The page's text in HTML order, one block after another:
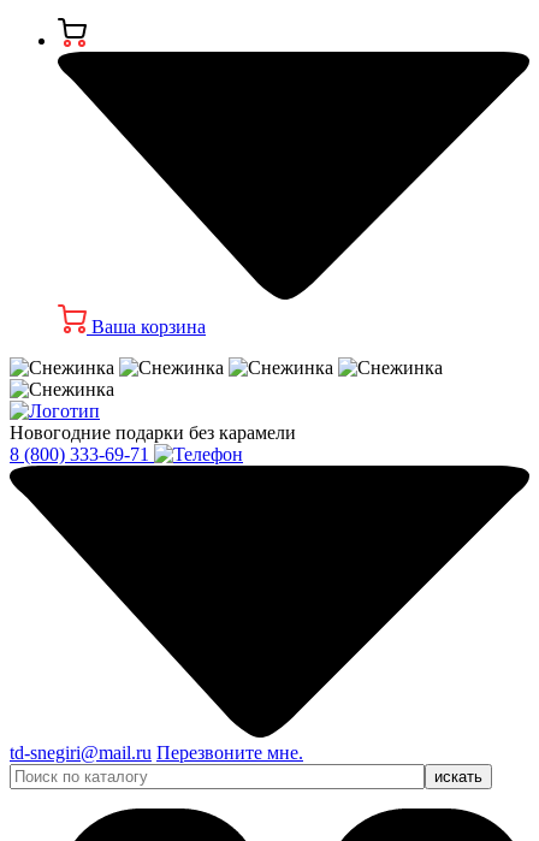
Ваша корзина
Новогодние подарки без карамели
8 (800) 333-69-71
td-snegiri@mail.ru Перезвоните мне.